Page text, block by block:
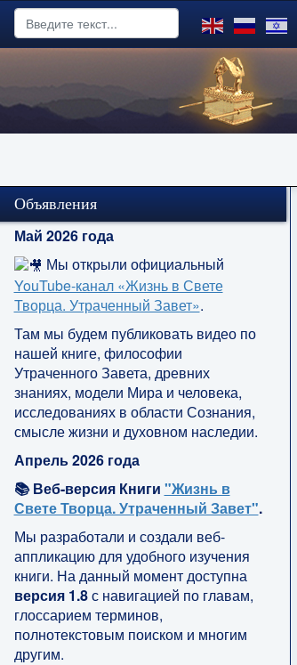
Объявления
Май 2026 года
Мы открыли официальный
YouTube‑канал «Жизнь в Свете
Творца. Утраченный Завет».
Там мы будем публиковать видео по
нашей книге, философии
Утраченного Завета, древних
знаниях, модели Мира и человека,
исследованиях в области Сознания,
смысле жизни и духовном наследии.
Апрель 2026 года
📚 Веб-версия Книги "Жизнь в
Свете Творца. Утраченный Завет".
Мы разработали и создали веб-
аппликацию для удобного изучения
книги. На данный момент доступна
версия 1.8с навигацией по главам,
глоссарием терминов,
полнотекстовым поиском и многим
другим.